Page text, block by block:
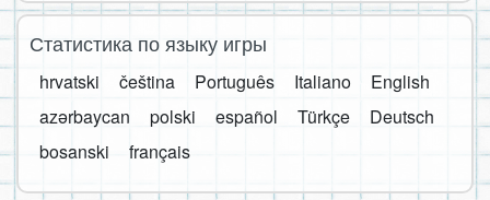
Статистика по языку игры
hrvatski čeština Português Italiano
English
azərbaycan
polski español Türkçe
Deutsch
bosanski
français